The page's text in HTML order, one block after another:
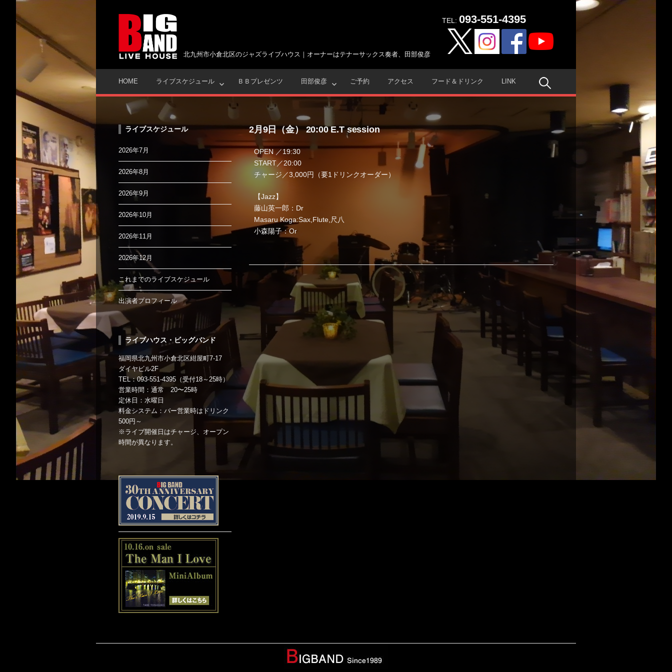
ッ
北九州市小倉北区のジャズライブハウス｜オーナーはテナーサックス奏者、田部俊彦
TEL: 093-551-4395
HOME ライブスケジュール ＢＢプレゼンツ 田部俊彦 ご予約 アクセス フード＆ドリンク LINK 検
2月9日（金） 20:00 E.T session
OPEN ／19:30
START／20:00
チャージ／3,000円（要1ドリンクオーダー）
【Jazz】
藤山英一郎：Dr
Masaru Koga:Sax,Flute,尺八
小森陽子：Or
ライブスケジュール
2026年7月
2026年8月
2026年9月
2026年10月
2026年11月
2026年12月
これまでのライブスケジュール
出演者プロフィール
ライブハウス・ビッグバンド
福岡県北九州市小倉北区紺屋町7-17
ダイヤビル2F
TEL：093-551-4395（受付18～25時）
営業時間：通常 20〜25時
定休日：水曜日
料金システム：バー営業時はドリンク
500円～
※ライブ開催日はチャージ、オープン
時間が異なります。